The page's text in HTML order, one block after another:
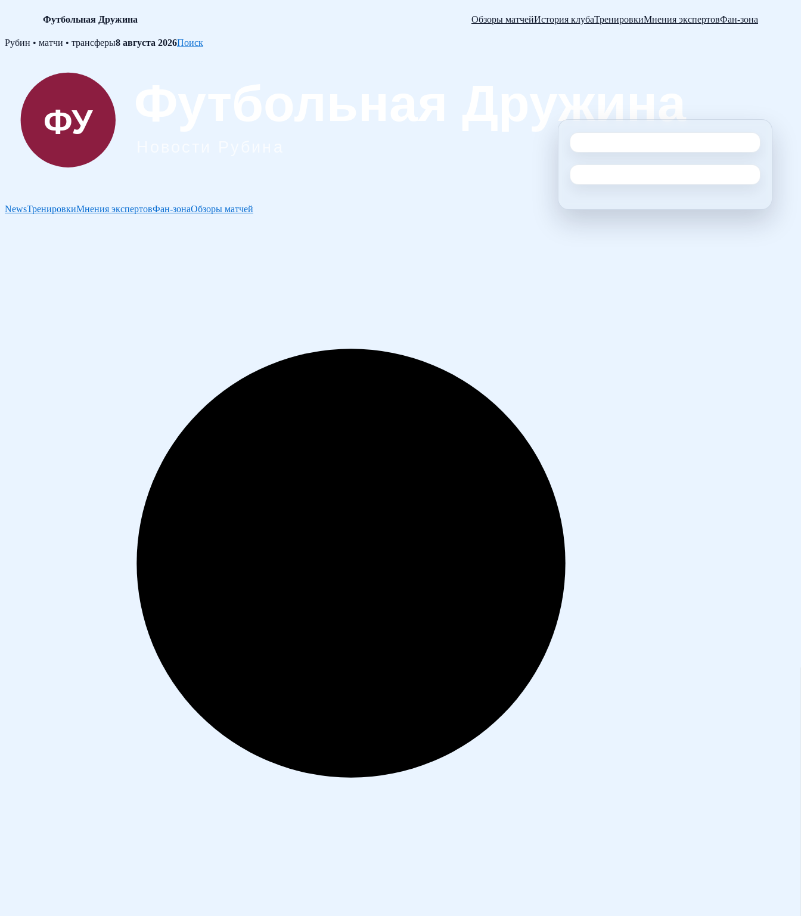
Футбольная Дружина Обзоры матчейИстория клубаТренировкиМнения экспертовФан-зона
Skip
Рубин • матчи • трансферы8 августа 2026Поиск
NewsТренировкиМнения экспертовФан-зонаОбзоры матчей